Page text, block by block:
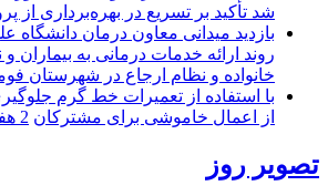
شد تأکید بر تسریع در بهره‌برداری از
بازدید میدانی معاون درمان دانشگاه
روند ارائه خدمات درمانی به بیماران
خانواده و نظام ارجاع در شهرستان
از اعمال خاموشی برای مشتركان 2 هفته
تصویر روز